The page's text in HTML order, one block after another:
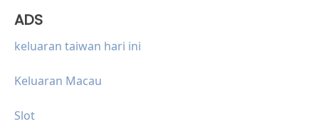
ADS
keluaran taiwan hari ini
Keluaran Macau
Slot